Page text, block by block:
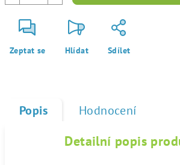
Zeptat se Hlídat Sdílet
Popis Hodnocení
Detailní popis